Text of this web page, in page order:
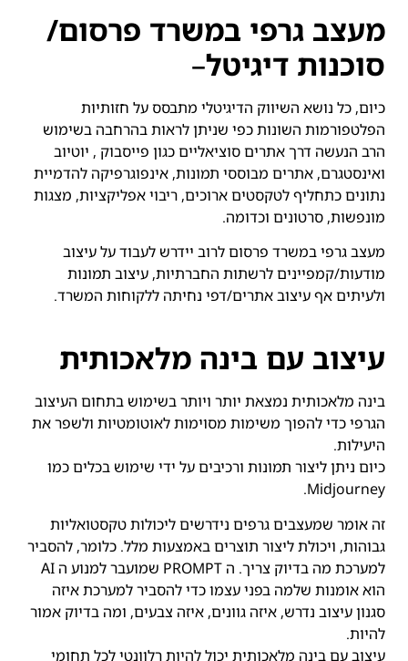
מעצב גרפי במשרד פרסום/
סוכנות דיגיטל–
כיום, כל נושא השיווק הדיגיטלי מתבסס על חזותיות
הפלטפורמות השונות כפי שניתן לראות בהרחבה בשימוש
הרב הנעשה דרך אתרים סוציאליים כגון פייסבוק , יוטיוב
ואינסטגרם, אתרים מבוססי תמונות, אינפוגרפיקה להדמיית
נתונים כתחליף לטקסטים ארוכים, ריבוי אפליקציות, מצגות
מונפשות, סרטונים וכדומה.
מעצב גרפי במשרד פרסום לרוב יידרש לעבוד על עיצוב
מודעות/קמפיינים לרשתות החברתיות, עיצוב תמונות
ולעיתים אף עיצוב אתרים/דפי נחיתה ללקוחות המשרד.
עיצוב עם בינה מלאכותית
בינה מלאכותית נמצאת יותר ויותר בשימוש בתחום העיצוב
הגרפי כדי להפוך משימות מסוימות לאוטומטיות ולשפר את
היעילות.
כיום ניתן ליצור תמונות ורכיבים על ידי שימוש בכלים כמו
Midjourney.
זה אומר שמעצבים גרפים נידרשים ליכולות טקסטואליות
גבוהות, ויכולת ליצור תוצרים באמצעות מלל. כלומר, להסביר
למערכת מה בדיוק צריך. ה PROMPT שמועבר למנוע ה AI
הוא אומנות שלמה בפני עצמו כדי להסביר למערכת איזה
סגנון עיצוב נדרש, איזה גוונים, איזה צבעים, ומה בדיוק אמור
להיות.
עיצוב עם בינה מלאכותית יכול להיות רלוונטי לכל תחומי